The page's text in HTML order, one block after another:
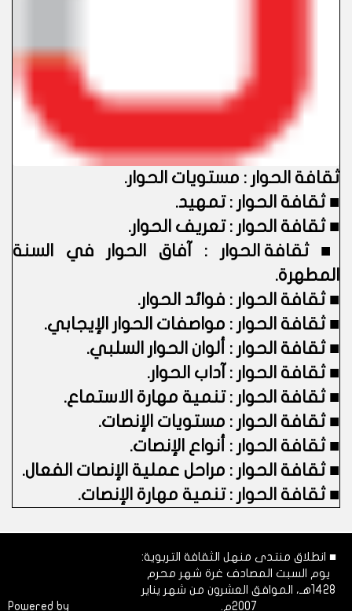
ثقافة الحوار : مستويات الحوار.
■ثقافة الحوار : تمهيد.
■ثقافة الحوار : تعريف الحوار.
■ثقافة الحوار : آفاق الحوار في السنة
المطهرة.
■ثقافة الحوار : فوائد الحوار.
■ثقافة الحوار : مواصفات الحوار الإيجابي.
■ثقافة الحوار : ألوان الحوار السلبي.
■ثقافة الحوار : آداب الحوار.
■ثقافة الحوار : تنمية مهارة الاستماع.
■ثقافة الحوار : مستويات الإنصات.
■ثقافة الحوار : أنواع الإنصات.
■ثقافة الحوار : مراحل عملية الإنصات الفعال.
■ثقافة الحوار : تنمية مهارة الإنصات.
■ انطلاق منتدى منهل الثقافة التربوية:
يوم السبت المصادف غرة شهر محرم
1428هـ، الموافق العشرون من شهر يناير
2007م.
Powered by